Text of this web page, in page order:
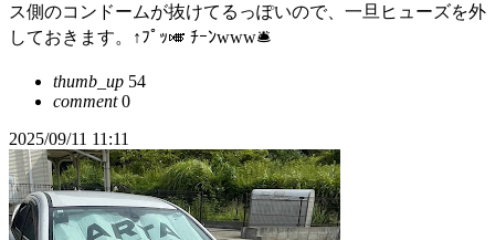
ス側のコンドームが抜けてるっぽいので、一旦ヒューズを外
しておきます。↑ﾌﾟｯ🎺 ﾁｰﾝwww🛎️
thumb_up 54
comment0
2025/09/11 11:11